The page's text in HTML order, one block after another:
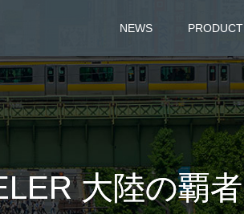
NEWS PRODUCT
大陸の覇者